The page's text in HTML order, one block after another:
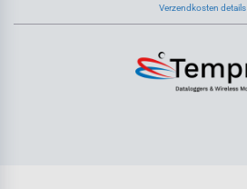
Verzendkosten details